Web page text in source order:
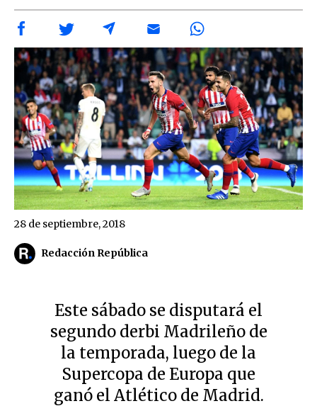
Redacción República
28 de septiembre, 2018
Este sábado se disputará el
segundo derbi Madrileño de
la temporada, luego de la
Supercopa de Europa que
ganó el Atlético de Madrid.